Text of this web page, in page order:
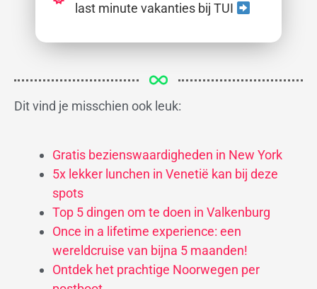
last minute vakanties bij TUI
Dit vind je misschien ook leuk:
Gratis bezienswaardigheden in New York
5x lekker lunchen in Venetië kan bij deze
spots
Top 5 dingen om te doen in Valkenburg
Once in a lifetime experience: een
wereldcruise van bijna 5 maanden!
Ontdek het prachtige Noorwegen per